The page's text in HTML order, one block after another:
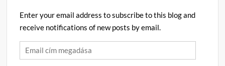
Enter your email address to subscribe to this blog and
receive notifications of new posts by email.
Email
cím